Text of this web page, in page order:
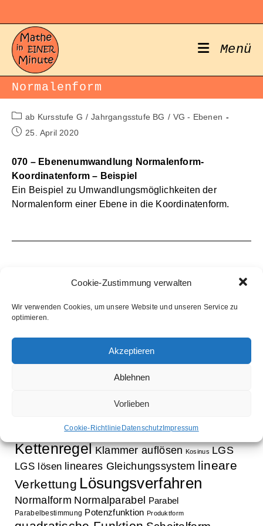
Cookie-Zustimmung verwalten
Wir verwenden Cookies, um unsere Website und unseren Service zu
optimieren.
Akzeptieren
Ablehnen
Vorlieben
Cookie-Richtlinie DatenschutzImpressum
springen
Menü
Normalenform
Beitrags-
Kategorie:
ab Kursstufe G / Jahrgangsstufe BG / VG - Ebenen
Beitrag25. April 2020
070 – Ebenenumwandlung Normalenform-
Koordinatenform – Beispiel
Ein Beispiel zu Umwandlungsmöglichkeiten der
Normalenform einer Ebene in die Koordinatenform.
Aufleitung Ausklammern
Ausmultiplizieren Bestimmung Normalparabel
binomische Formeln Bruchrechnung
Funktion
Gleichungssystem innere Funktion
Kettenregel Klammer auflösen Kosinus LGS
LGS lösen lineares Gleichungssystem lineare
Verkettung Lösungsverfahren
Normalform Normalparabel Parabel
Parabelbestimmung Potenzfunktion Produktform